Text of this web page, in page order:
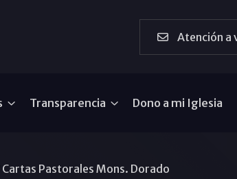
Atención a
Transparencia Dono a mi Iglesia
Cartas Pastorales Mons. Dorado